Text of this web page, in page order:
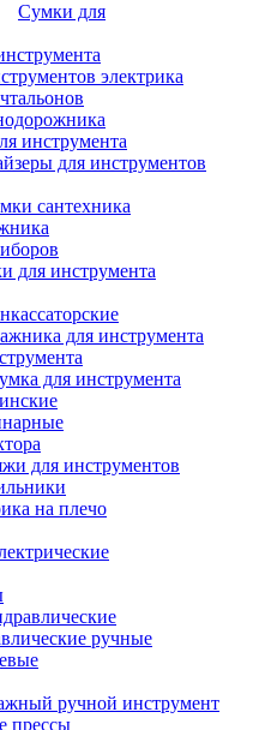
Сумки для
электрика
инструмента
для инструментов
сантехника
для инструмента
для инструмента
для инструмента
для инструментов
на плечо
ручные
ручной инструмент
прессы